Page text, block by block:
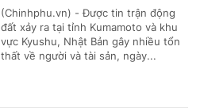
(Chinhphu.vn) - Được tin trận động
đất xảy ra tại tỉnh Kumamoto và khu
vực Kyushu, Nhật Bản gây nhiều tổn
thất về người và tài sản, ngày...